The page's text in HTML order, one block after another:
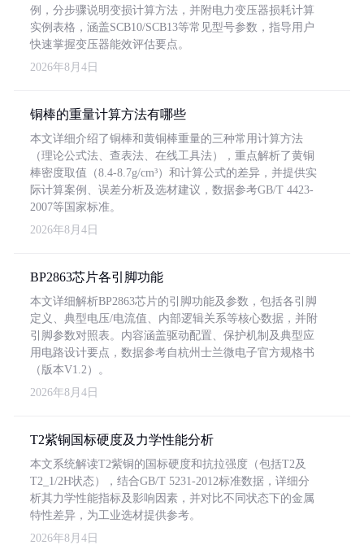
例，分步骤说明变损计算方法，并附电力变压器损耗计算
实例表格，涵盖SCB10/SCB13等常见型号参数，指导用户
快速掌握变压器能效评估要点。
2026年8月4日
铜棒的重量计算方法有哪些
本文详细介绍了铜棒和黄铜棒重量的三种常用计算方法
（理论公式法、查表法、在线工具法），重点解析了黄铜
棒密度取值（8.4-8.7g/cm³）和计算公式的差异，并提供实
际计算案例、误差分析及选材建议，数据参考GB/T 4423-
2007等国家标准。
2026年8月4日
BP2863芯片各引脚功能
本文详细解析BP2863芯片的引脚功能及参数，包括各引脚
定义、典型电压/电流值、内部逻辑关系等核心数据，并附
引脚参数对照表。内容涵盖驱动配置、保护机制及典型应
用电路设计要点，数据参考自杭州士兰微电子官方规格书
（版本V1.2）。
2026年8月4日
T2紫铜国标硬度及力学性能分析
本文系统解读T2紫铜的国标硬度和抗拉强度（包括T2及
T2_1/2H状态），结合GB/T 5231-2012标准数据，详细分
析其力学性能指标及影响因素，并对比不同状态下的金属
特性差异，为工业选材提供参考。
2026年8月4日